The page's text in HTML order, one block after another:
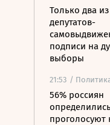
Только два
депутатов-
подписи на
выборы
21:53 /
56% россиян
проголосуют